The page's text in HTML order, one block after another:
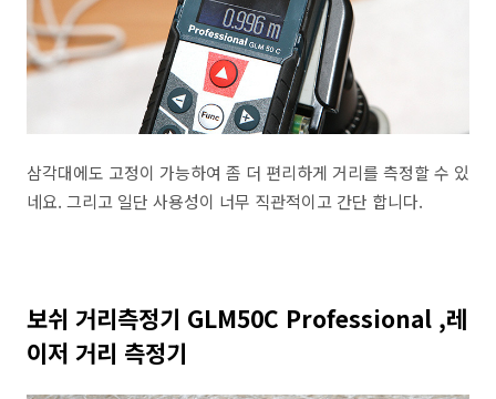
삼각대에도 고정이 가능하여 좀 더 편리하게 거리를 측정할 수 있
네요. 그리고 일단 사용성이 너무 직관적이고 간단 합니다.
보쉬 거리측정기 GLM50C Professional ,레
이저 거리 측정기